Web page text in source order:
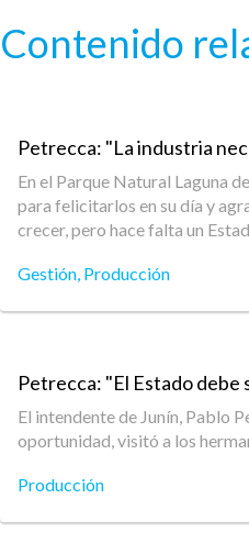
Contenido
Petrecca: "La industria
En el Parque Natural Laguna
para felicitarlos en su día y
crecer, pero hace falta un
Gestión, Producción
Petrecca: "El Estado debe
El intendente de Junín, Pablo
oportunidad, visitó a los
Producción